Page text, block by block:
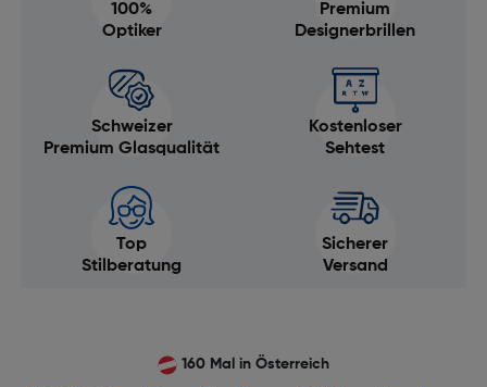
100%
Optiker
Premium
Designerbrillen
Schweizer
Premium Glasqualität
Kostenloser
Sehtest
Top
Stilberatung
Sicherer
Versand
160 Mal in Österreich